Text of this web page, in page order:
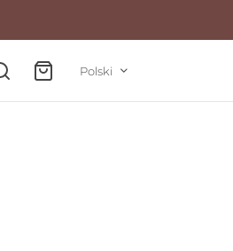
Polski